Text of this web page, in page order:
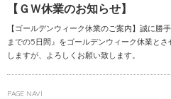
【ＧＷ休業のお知らせ】
【ゴールデンウィーク休業のご案内】誠に勝
までの5日間』をゴールデンウィーク休業と
しますが、よろしくお願い致します。
PAGE NAVI